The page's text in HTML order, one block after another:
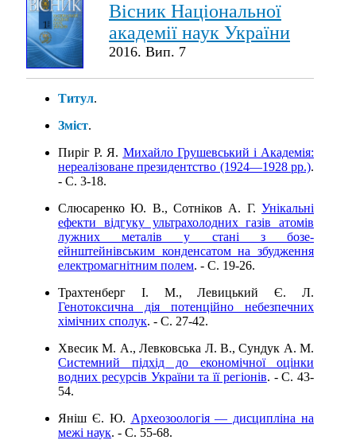
Вісник Національної
академії наук України
2016. Вип. 7
Титул.
Зміст.
Пиріг Р. Я. Михайло Грушевський і Академія:
нереалізоване президентство (1924—1928 рр.).
- C. 3-18.
Слюсаренко Ю. В., Сотніков А. Г. Унікальні
ефекти відгуку ультрахолодних газів атомів
лужних металів у стані з бозе-
ейнштейнівським конденсатом на збудження
електромагнітним полем. - C. 19-26.
Трахтенберг І. М., Левицький Є. Л.
Генотоксична дія потенційно небезпечних
хімічних сполук. - C. 27-42.
Хвесик М. А., Левковська Л. В., Сундук А. М.
Системний підхід до економічної оцінки
водних ресурсів України та її регіонів. - C. 43-
54.
Яніш Є. Ю. Археозоологія — дисципліна на
межі наук. - C. 55-68.